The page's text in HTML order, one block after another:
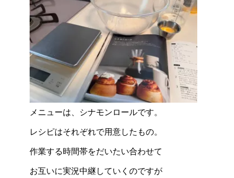
メニューは、シナモンロールです。
レシピはそれぞれで用意したもの。
作業する時間帯をだいたい合わせて
お互いに実況中継していくのですが